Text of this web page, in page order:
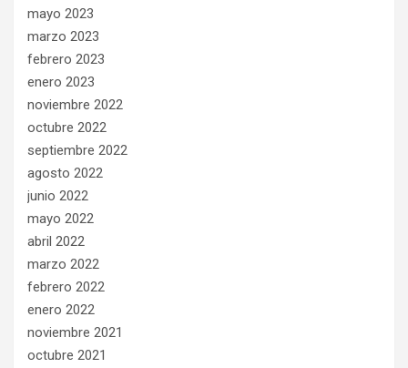
mayo 2023
marzo 2023
febrero 2023
enero 2023
noviembre 2022
octubre 2022
septiembre 2022
agosto 2022
junio 2022
mayo 2022
abril 2022
marzo 2022
febrero 2022
enero 2022
noviembre 2021
octubre 2021